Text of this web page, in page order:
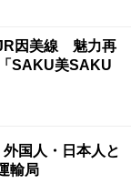
因美線 魅力再
SAKU美SAKU
国人・日本人と
輸局